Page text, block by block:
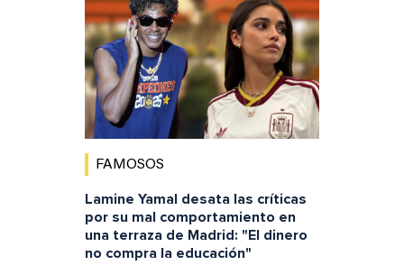
FAMOSOS
Lamine Yamal desata las críticas
por su mal comportamiento en
una terraza de Madrid: "El dinero
no compra la educación"